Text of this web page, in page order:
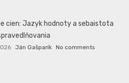
cien: Jazyk hodnoty a sebaistota
Ján Gašparík No comments